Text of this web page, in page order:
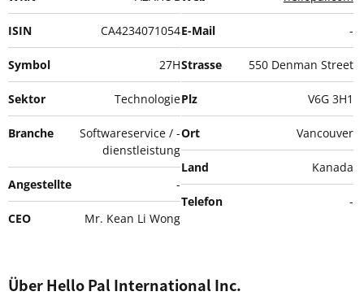
ISIN CA4234071054
Symbol 27H
Sektor Technologie
Branche
Softwareservice / -
dienstleistung
Angestellte -
CEO Mr. Kean Li Wong
E-Mail -
Strasse 550 Denman Street
Plz V6G 3H1
Ort Vancouver
Land Kanada
Telefon -
Über Hello Pal International Inc.